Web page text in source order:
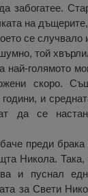
забогатее.
на
се
той
най-голямото
скоро.
и
да се
преди
Никола. Така,
и пуснал
за Свети